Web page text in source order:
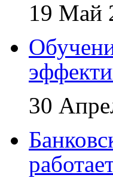
19 Май
30